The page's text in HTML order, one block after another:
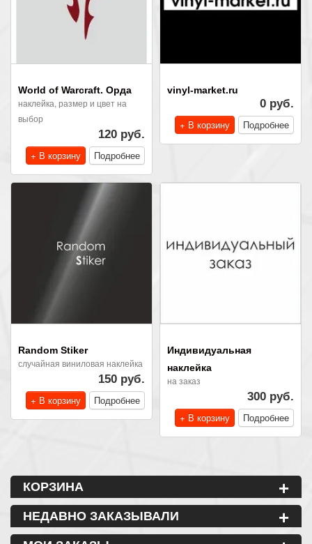
World of Warcraft. Орда
наклейка, размер и цвет на
выбор
120 руб.
+ В корзину
Подробнее
vinyl-market.ru
0 руб.
+ В корзину
Подробнее
Random Stiker
случайная виниловая наклейка
150 руб.
+ В корзину
Подробнее
Индивидуальная
наклейка
на заказ
300 руб.
+ В корзину
Подробнее
КОРЗИНА +
НЕДАВНО ЗАКАЗЫВАЛИ +